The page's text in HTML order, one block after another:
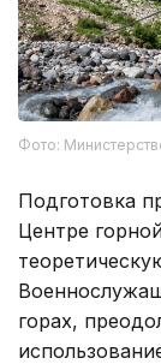
Фото:
Подготовка
Центре
горах,